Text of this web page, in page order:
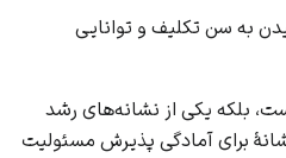
به سن تکلیف و توانایی
بلکه یکی از نشانه‌های رشد
برای آمادگی پذیرش مسئولیت